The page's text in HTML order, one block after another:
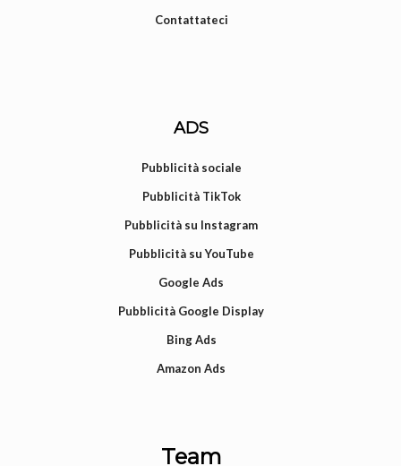
Contattateci
ADS
Pubblicità sociale
Pubblicità TikTok
Pubblicità su Instagram
Pubblicità su YouTube
Google Ads
Pubblicità Google Display
Bing Ads
Amazon Ads
Team